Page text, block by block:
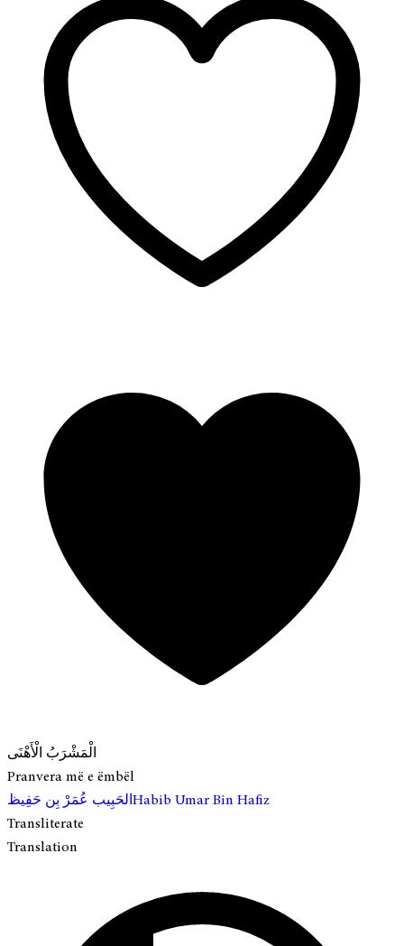
الْمَشْرَبُ الْأَهْنَى
Pranvera më e ëmbël
الحَبِيب عُمَرْ بِن حَفِيظHabib Umar Bin Hafiz
Transliterate
Translation